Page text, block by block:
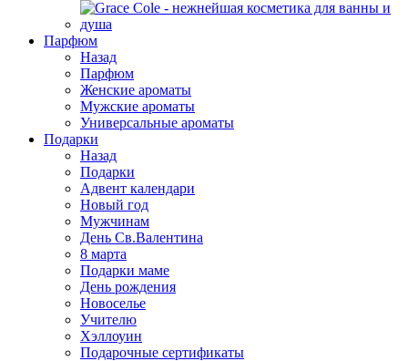
Парфюм
Назад
Парфюм
Женские ароматы
Мужские ароматы
Универсальные ароматы
Подарки
Назад
Подарки
Адвент календари
Новый год
Мужчинам
День Св.Валентина
8 марта
Подарки маме
День рождения
Новоселье
Учителю
Хэллоуин
Подарочные сертификаты